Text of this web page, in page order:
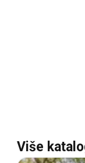
Više